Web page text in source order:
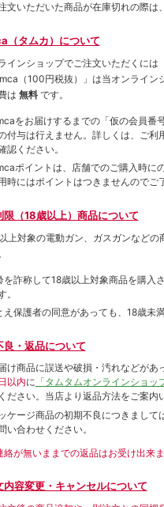
文いただいた商品が在庫切れの際は
（タムカ）について
インショップでご注⽂いただくには
（100円税抜）
」は当オンライン
は 無料 です。
をお届けするまでの「仮の会員番
付与は⾏えません。詳しくは、ご利
認ください。
ポイントは、店舗でのご購⼊時に
時にはポイントはつきませんのでご
限（18歳以上）商品について
上対象の電動ガン、ガスガンなど
を詐称して18歳以上対象商品を購入
。
え保護者の同意があっても、18歳未
良・返品について
け商品に誤送や破損・汚れなどがあ
以内に 「タムタムオンラインショッ
ださい。当店より返品方法をご案内
ケージ商品の初期不良につきまし
い合わせください。
絡が無いままでの返品はお受け出来
内容変更・キャンセルについて